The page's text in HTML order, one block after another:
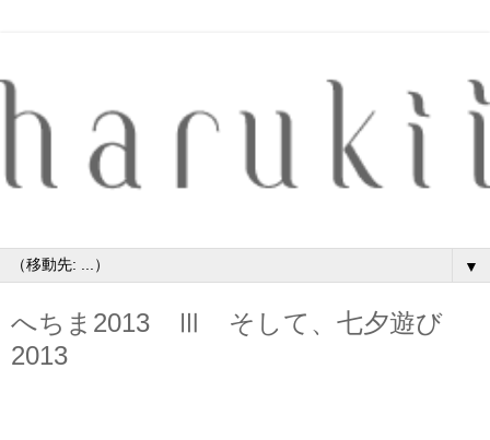
▼
へちま2013 Ⅲ そして、七夕遊び
2013